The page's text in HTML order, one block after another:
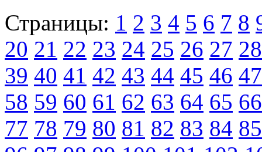
Страницы: 1 2 3 4 5 6 7 8
20 21 22 23 24 25 26 27 28
39 40 41 42 43 44 45 46 47
58 59 60 61 62 63 64 65 66
77 78 79 80 81 82 83 84 85